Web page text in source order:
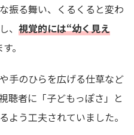
振る舞い、くるくると変わ
、 視覚的には“幼く見え
。
手のひらを広げる仕草など
聴者に「子どもっぽさ」と
よう工夫されていました。